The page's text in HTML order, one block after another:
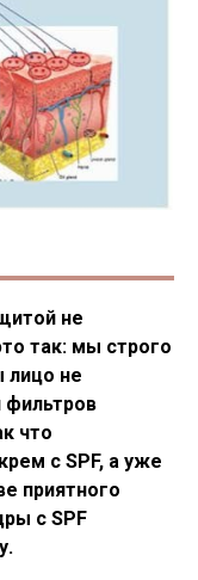
не
так: мы строго
лицо не
фильтров
что
с SPF, а уже
приятного
с SPF
.